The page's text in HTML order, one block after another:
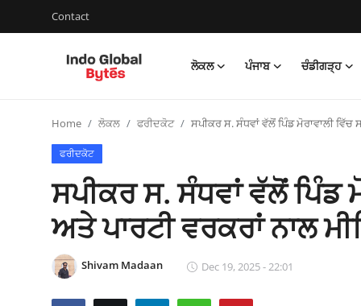
Contact
ਲੋਕਲ ਪੰਜਾਬ ਚੰਡੀਗੜ੍ਹ
ਰਾਜਨੀਤੀ
Home ਲੋਕਲ ਫਰੀਦਕੋਟ ਸਪੀਕਰ ਸ. ਸੰਧਵਾਂ ਵੱਲੋਂ ਪਿੰਡ ਮੋਰਾਵਾਲੀ ਵਿੱਚ
ਫਰੀਦਕੋਟ
ਸਪੀਕਰ ਸ. ਸੰਧਵਾਂ ਵੱਲੋਂ ਪਿੰਡ
ਅਤੇ ਪਾਰਟੀ ਵਰਕਰਾਂ ਨਾਲ
Shivam Madaan Dec 19, 2025 - 22:01